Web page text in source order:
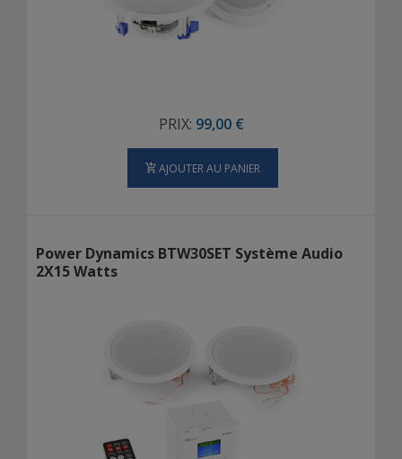
PRIX: 99,00 €
AJOUTER AU PANIER
Power Dynamics BTW30SET Système Audio
2X15 Watts